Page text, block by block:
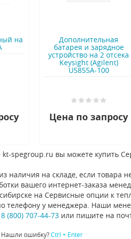
на Дополнительная
батарея и зарядное
устройство на 2 отсека
Keysight (Agilent)
U5855A-100
Цена по запросу
kt-spegroup.ru вы можете купить
наличия на складе, если товара
вашего интернет-заказа
на Сервисные опции к
телефону у менеджера. Наши
8 (800) 707-44-73или пишите на
Нашли ошибку?Ctrl + Enter